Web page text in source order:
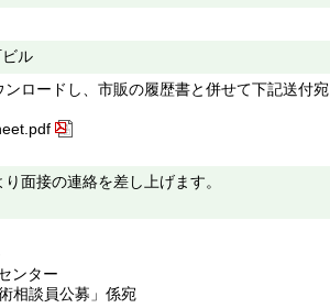
ル
ロードし、市販の履歴書と併せて下記送付宛
面接の連絡を差し上げます。
ター
公募」係宛